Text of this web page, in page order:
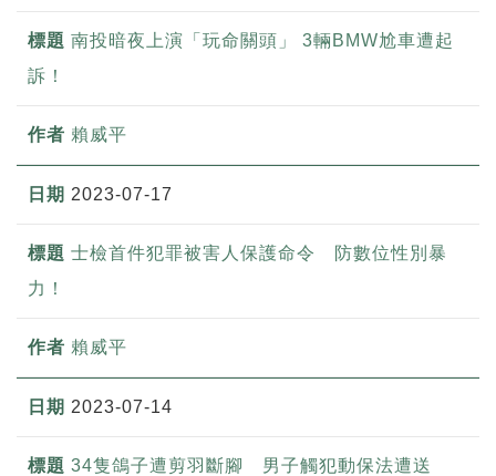
南投暗夜上演「玩命關頭」 3輛BMW尬車遭起
訴！
賴威平
2023-07-17
士檢首件犯罪被害人保護命令 防數位性別暴
力！
賴威平
2023-07-14
34隻鴿子遭剪羽斷腳 男子觸犯動保法遭送